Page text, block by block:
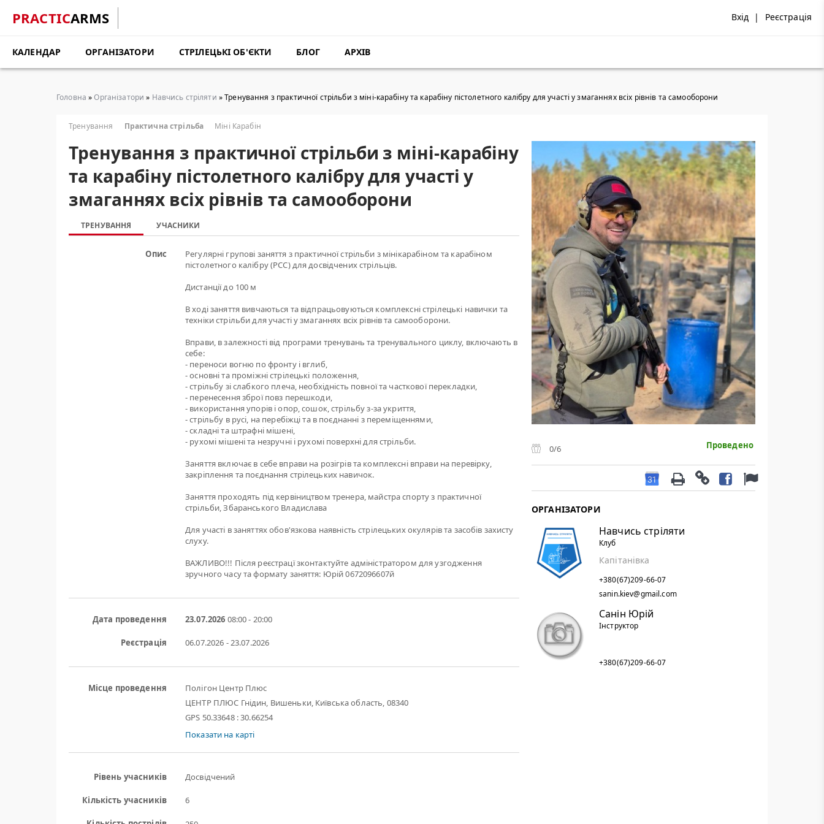
PRACTICARMS Вхід | Реєстрація
КАЛЕНДАР ОРГАНІЗАТОРИ СТРІЛЕЦЬКІ ОБ'ЄКТИ БЛОГ АРХІВ
Головна »Організатори » Навчись стріляти » Тренування з практичної стрільби з міні-карабіну та карабіну пістолетного калібру для участі у змаганнях всіх рівнів та самооборони
Тренування Практична стрільба Міні Карабін
Тренування з практичної стрільби з міні-карабіну
та карабіну пістолетного калібру для участі у
змаганнях всіх рівнів та самооборони
ТРЕНУВАННЯ УЧАСНИКИ
Опис
Регулярні групові заняття з практичної стрільби з мінікарабіном та карабіном
пістолетного калібру (РСС) для досвідчених стрільців.
Дистанції до 100 м
В ході заняття вивчаються та відпрацьовуються комплексні стрілецькі навички та
техніки стрільби для участі у змаганнях всіх рівнів та самооборони.
Вправи, в залежності від програми тренувань та тренувального циклу, включають в
себе:
- переноси вогню по фронту і вглиб,
- основні та проміжні стрілецькі положення,
- стрільбу зі слабкого плеча, необхідність повної та часткової перекладки,
- перенесення зброї повз перешкоди,
- використання упорів і опор, сошок, стрільбу з-за укриття,
- стрільбу в русі, на перебіжці та в поєднанні з переміщеннями,
- складні та штрафні мішені,
- рухомі мішені та незручні і рухомі поверхні для стрільби.
Заняття включає в себе вправи на розігрів та комплексні вправи на перевірку,
закріплення та поєднання стрілецьких навичок.
Заняття проходять під кервіництвом тренера, майстра спорту з практичної
стрільби, Збаранського Владислава
Для участі в заняттях обов'язкова наявність стрілецьких окулярів та засобів захисту
слуху.
ВАЖЛИВО!!! Після реєстрацї зконтактуйте адміністратором для узгодження
зручного часу та формату заняття: Юрій 0672096607й
Дата проведення 23.07.2026 08:00 - 20:00
Реєстрація 06.07.2026 - 23.07.2026
Місце проведення
Полігон Центр Плюс
ЦЕНТР ПЛЮС Гнідин, Вишеньки, Київська область, 08340
GPS 50.33648 : 30.66254
Показати на карті
Рівень учасників Досвідчений
Кількість учасників 6
0/6 Проведено
ОРГАНІЗАТОРИ
Навчись стріляти
Клуб
Капітанівка
+380(67)209-66-07
sanin.kiev@gmail.com
Санін Юрій
Інструктор
+380(67)209-66-07